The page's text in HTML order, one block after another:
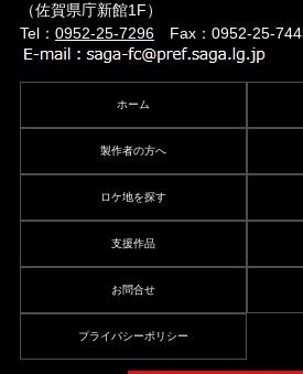
（佐賀県庁新館1F）
Tel： 0952-25-7296Fax：0952-25-
ホーム
製作者の方へ
ロケ地を探す
支援作品
お問合せ
プライバシーポリシー